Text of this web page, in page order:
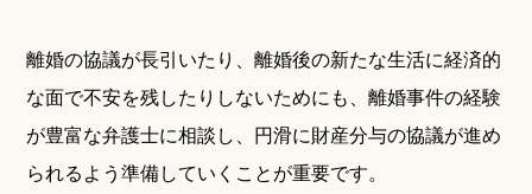
離婚の協議が長引いたり、離婚後の新たな生活に経済的
な面で不安を残したりしないためにも、離婚事件の経験
が豊富な弁護士に相談し、円滑に財産分与の協議が進め
られるよう準備していくことが重要です。